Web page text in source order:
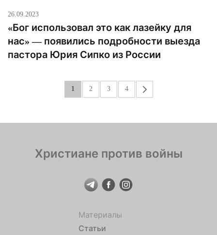
26.09.2023
«Бог использовал это как лазейку для
нас» — появились подробности выезда
пастора Юрия Сипко из России
1 2 3 4 »
Христиане против войны
Материалы
Статьи